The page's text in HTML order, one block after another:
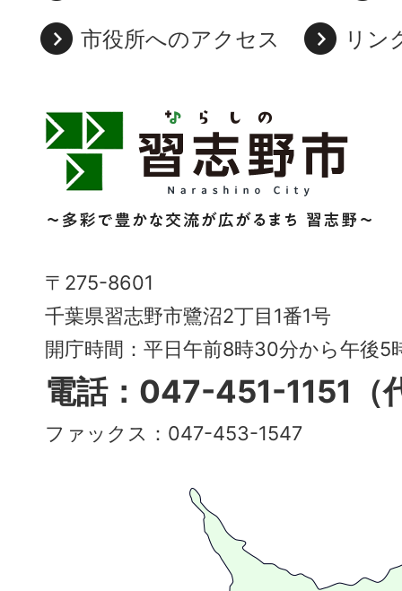
市役所へのアクセス
リン
習
志
野
市
Narashino
City
～
多
彩
で
〒275-8601
千葉県習志野市鷺沼2丁目1番1号
開庁時間：平日午前8時30分から午後5
電話：047-451-1151（
ファックス：047-453-1547